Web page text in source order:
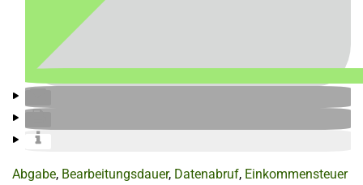
Abgabe, Bearbeitungsdauer, Datenabruf, Einkommensteuer